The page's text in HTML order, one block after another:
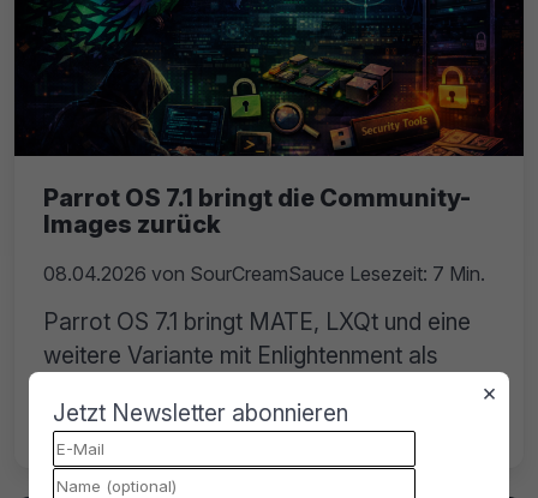
Parrot OS 7.1 bringt die Community-
Images zurück
08.04.2026 von SourCreamSauce Lesezeit: 7 Min.
Parrot OS 7.1 bringt MATE, LXQt und eine
weitere Variante mit Enlightenment als
Community-Images zurück. Das KDE bleibt
Standard.
×
Jetzt Newsletter abonnieren